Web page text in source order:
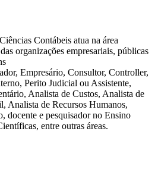
Contábeis atua na área
organizações empresariais, públicas
Empresário, Consultor, Controller,
Perito Judicial ou Assistente,
Analista de Custos, Analista de
Analista de Recursos Humanos,
docente e pesquisador no Ensino
entre outras áreas.